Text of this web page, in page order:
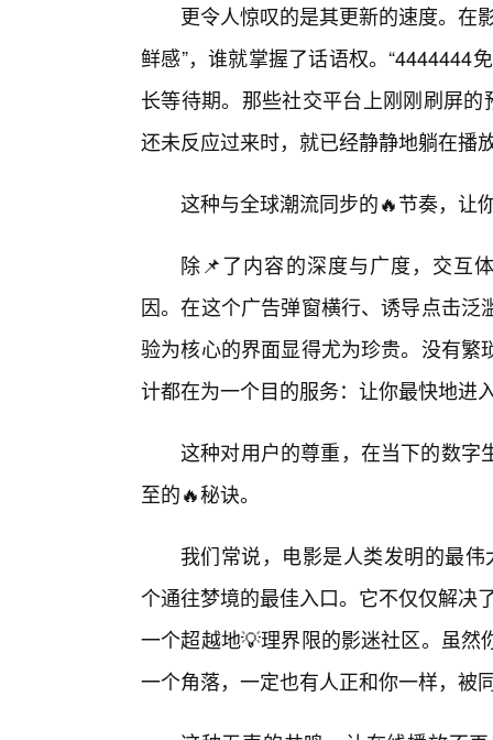
更令人惊叹的是其更新的速度。在
鲜感”，谁就掌握了话语权。“4444444
长等待期。那些社交平台上刚刚刷屏
还未反应过来时，就已经静静地躺在播
这种与全球潮流同步的🔥节奏，让
除📌了内容的深度与广度，交互
因。在这个广告弹窗横行、诱导点击
验为核心的界面显得尤为珍贵。没有
计都在为一个目的服务：让你最快地进
这种对用户的尊重，在当下的数字
至的🔥秘诀。
我们常说，电影是人类发明的最
个通往梦境的最佳入口。它不仅仅解决
一个超越地💡理界限的影迷社区。虽
一个角落，一定也有人正和你一样，被